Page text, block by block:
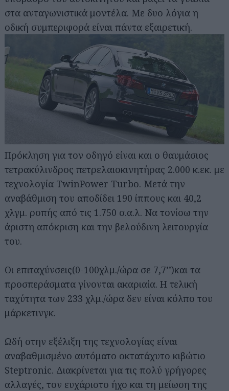
στα ανταγωνιστικά μοντέλα. Με δυο λόγια η
οδική συμπεριφορά είναι πάντα εξαιρετική.
Πρόκληση για τον οδηγό είναι και ο θαυμάσιος
τετρακύλινδρος πετρελαιοκινητήρας 2.000 κ.εκ. με
τεχνολογία TwinPower Turbo. Μετά την
αναβάθμιση του αποδίδει 190 ίππους και 40,2
χλγμ. ροπής από τις 1.750 σ.α.λ. Να τονίσω την
άριστη απόκριση και την βελούδινη λειτουργία
του.
Οι επιταχύνσεις(0-100χλμ./ώρα σε 7,7’’)και τα
προσπεράσματα γίνονται ακαριαία. Η τελική
ταχύτητα των 233 χλμ./ώρα δεν είναι κόλπο του
μάρκετινγκ.
Ωδή στην εξέλιξη της τεχνολογίας είναι
αναβαθμισμένο αυτόματο οκτατάχυτο κιβώτιο
Steptronic. Διακρίνεται για τις πολύ γρήγορες
αλλαγές, τον ευχάριστο ήχο και τη μείωση της